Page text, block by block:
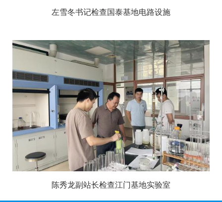
左雪冬书记检查国泰基地电路设施
陈秀龙副站长检查江门基地实验室